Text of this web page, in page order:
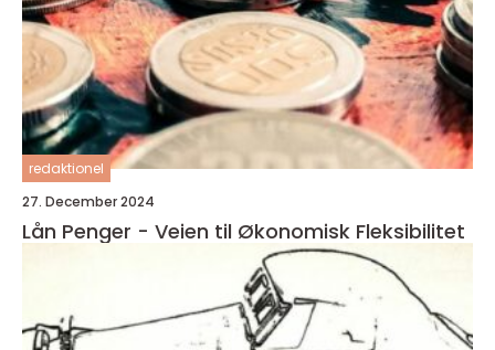
redaktionel
27. December 2024
Lån Penger - Veien til Økonomisk Fleksibilitet